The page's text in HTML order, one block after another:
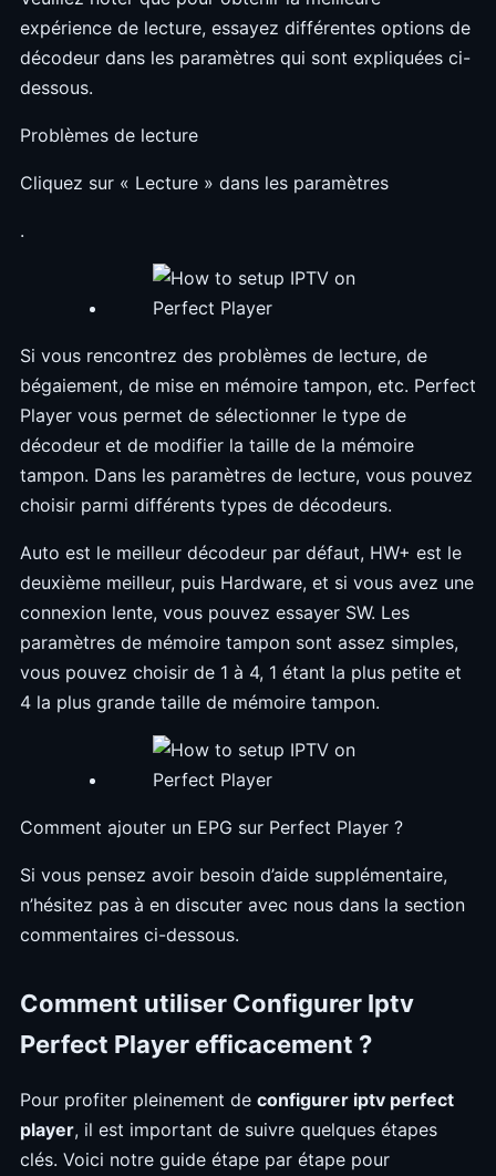
expérience de lecture, essayez différentes options de
décodeur dans les paramètres qui sont expliquées ci-
dessous.
Problèmes de lecture
Cliquez sur « Lecture » ​​dans les paramètres
.
Si vous rencontrez des problèmes de lecture, de
bégaiement, de mise en mémoire tampon, etc. Perfect
Player vous permet de sélectionner le type de
décodeur et de modifier la taille de la mémoire
tampon. Dans les paramètres de lecture, vous pouvez
choisir parmi différents types de décodeurs.
Auto est le meilleur décodeur par défaut, HW+ est le
deuxième meilleur, puis Hardware, et si vous avez une
connexion lente, vous pouvez essayer SW. Les
paramètres de mémoire tampon sont assez simples,
vous pouvez choisir de 1 à 4, 1 étant la plus petite et
4 la plus grande taille de mémoire tampon.
Comment ajouter un EPG sur Perfect Player ?
Si vous pensez avoir besoin d’aide supplémentaire,
n’hésitez pas à en discuter avec nous dans la section
commentaires ci-dessous.
Comment utiliser Configurer Iptv
Perfect Player efficacement ?
Pour profiter pleinement de configurer iptv perfect
player, il est important de suivre quelques étapes
clés. Voici notre guide étape par étape pour